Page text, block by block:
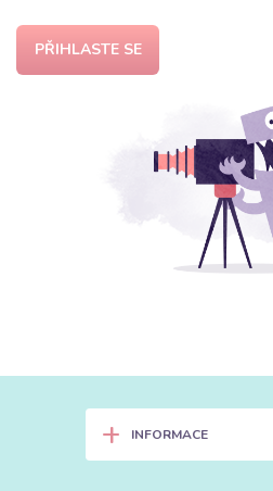
PŘIHLASTE SE
+ INFORMACE